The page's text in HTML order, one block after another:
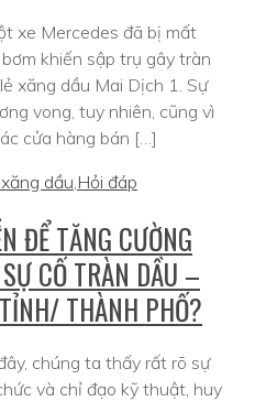
xe Mercedes đã bị mất
khiến sập trụ gây tràn
xăng dầu Mai Dịch 1. Sự
vong, tuy nhiên, cũng vì
cửa hàng bán […]
dầu,Hỏi đáp
ĐỂ TĂNG CƯỜNG
CỐ TRÀN DẦU –
THÀNH PHỐ?
chúng ta thấy rất rõ sự
và chỉ đạo kỹ thuật, huy